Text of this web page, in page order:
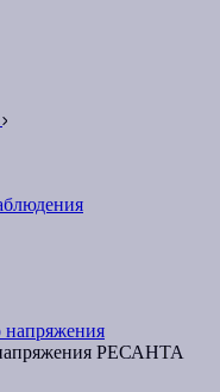
напряжения
напряжения РЕСАНТА